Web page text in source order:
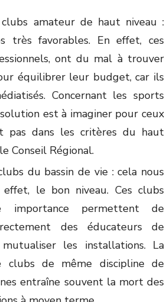
amateur de haut niveau :
très favorables. En effet, ces
ont du mal à trouver
équilibrer leur budget, car ils
Concernant les sports
est à imaginer pour ceux
pas dans les critères du haut
Conseil Régional.
du bassin de vie : cela nous
le bon niveau. Ces clubs
importance permettent de
des éducateurs de
les installations. La
clubs de même discipline de
entraîne souvent la mort des